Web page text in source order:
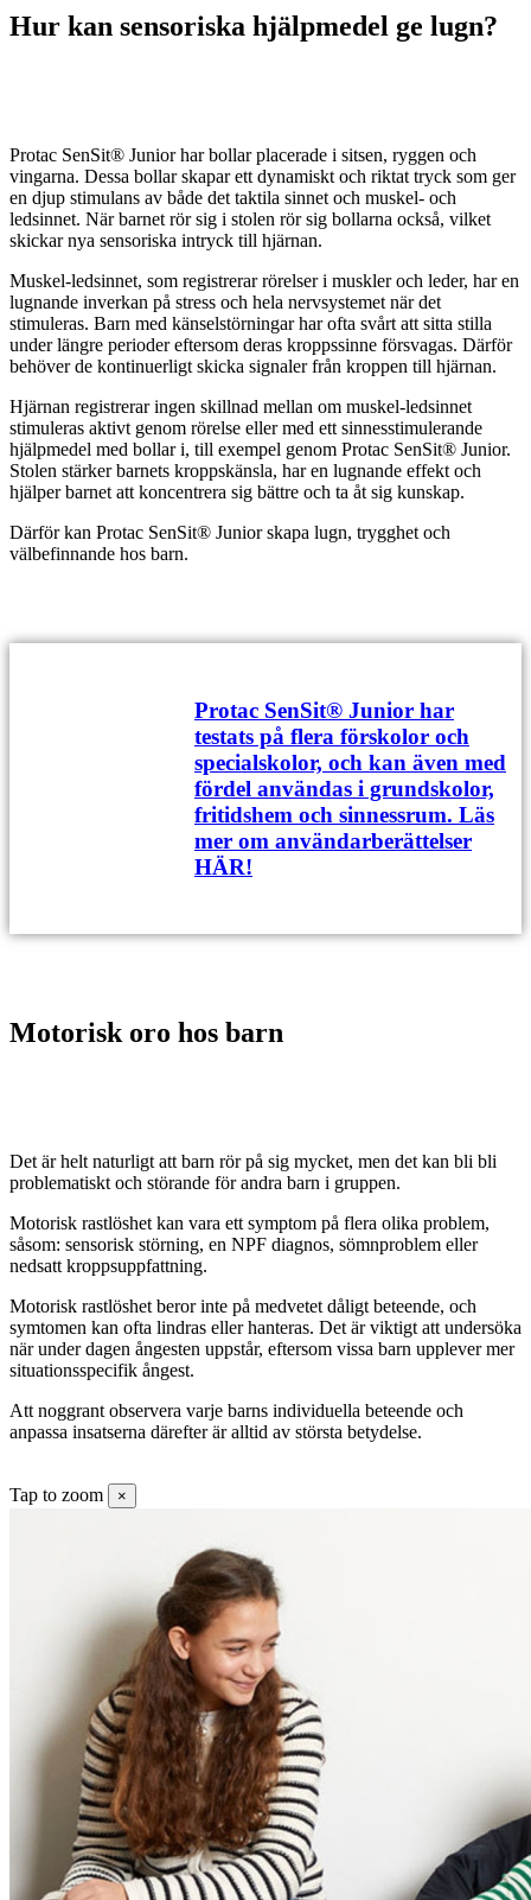
Hur kan sensoriska hjälpmedel ge lugn?
Protac SenSit® Junior har bollar placerade i sitsen, ryggen och
vingarna. Dessa bollar skapar ett dynamiskt och riktat tryck som ger
en djup stimulans av både det taktila sinnet och muskel- och
ledsinnet. När barnet rör sig i stolen rör sig bollarna också, vilket
skickar nya sensoriska intryck till hjärnan.
Muskel-ledsinnet, som registrerar rörelser i muskler och leder, har en
lugnande inverkan på stress och hela nervsystemet när det
stimuleras. Barn med känselstörningar har ofta svårt att sitta stilla
under längre perioder eftersom deras kroppssinne försvagas. Därför
behöver de kontinuerligt skicka signaler från kroppen till hjärnan.
Hjärnan registrerar ingen skillnad mellan om muskel-ledsinnet
stimuleras aktivt genom rörelse eller med ett sinnesstimulerande
hjälpmedel med bollar i, till exempel genom Protac SenSit® Junior.
Stolen stärker barnets kroppskänsla, har en lugnande effekt och
hjälper barnet att koncentrera sig bättre och ta åt sig kunskap.
Därför kan Protac SenSit® Junior skapa lugn, trygghet och
välbefinnande hos barn.
Protac SenSit® Junior har
testats på flera förskolor och
specialskolor, och kan även med
fördel användas i grundskolor,
fritidshem och sinnessrum. Läs
mer om användarberättelser
HÄR!
Motorisk oro hos barn
Det är helt naturligt att barn rör på sig mycket, men det kan bli bli
problematiskt och störande för andra barn i gruppen.
Motorisk rastlöshet kan vara ett symptom på flera olika problem,
såsom: sensorisk störning, en NPF diagnos, sömnproblem eller
nedsatt kroppsuppfattning.
Motorisk rastlöshet beror inte på medvetet dåligt beteende, och
symtomen kan ofta lindras eller hanteras. Det är viktigt att undersöka
när under dagen ångesten uppstår, eftersom vissa barn upplever mer
situationsspecifik ångest.
Att noggrant observera varje barns individuella beteende och
anpassa insatserna därefter är alltid av största betydelse.
Tap to zoom ×